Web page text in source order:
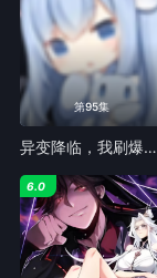
第95集
异变降临，我刷爆了全球副本！动态漫画
6.0